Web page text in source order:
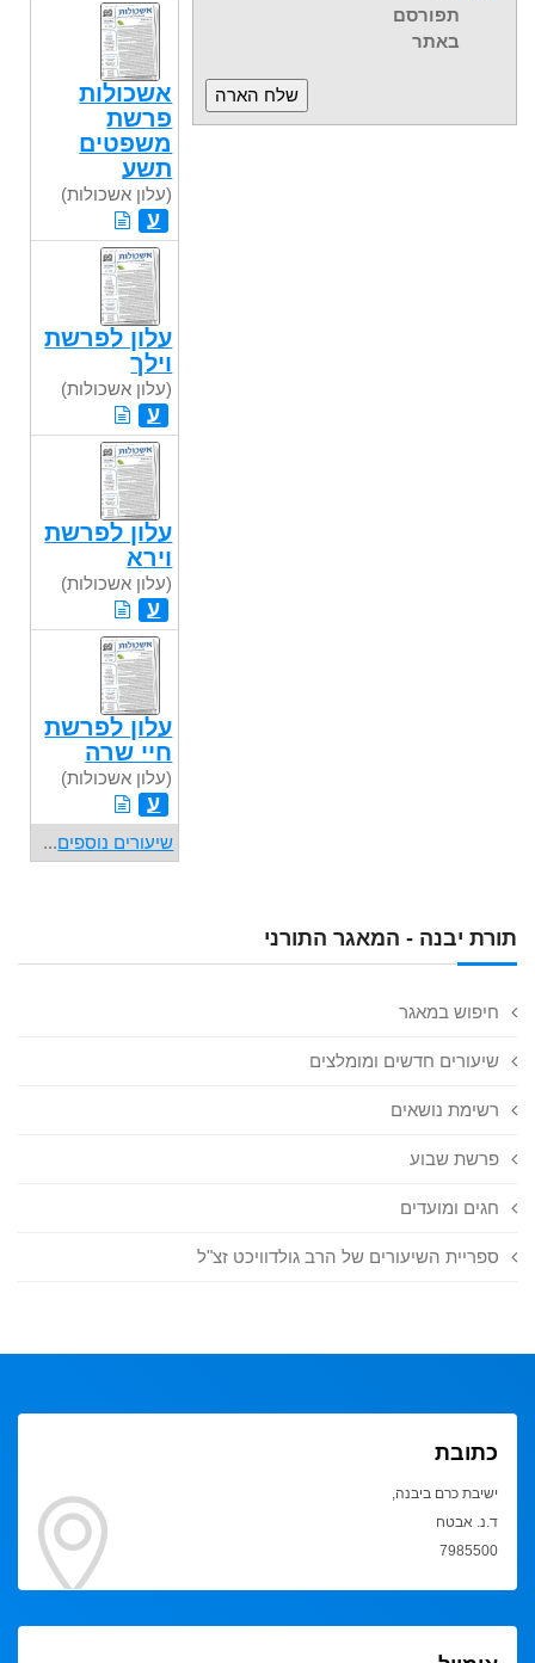
תורת יבנה - המאגר התורני
חיפוש במאגר
שיעורים חדשים ומומלצים
רשימת נושאים
פרשת שבוע
חגים ומועדים
ספריית השיעורים של הרב גולדוויכט זצ"ל
תפורסם
באתר
אשכולות
פרשת
משפטים
תשע
(עלון אשכולות)
ע
עלון לפרשת
וילך
(עלון אשכולות)
ע
עלון לפרשת
וירא
(עלון אשכולות)
ע
עלון לפרשת
חיי שרה
(עלון אשכולות)
ע
שיעורים נוספים...
כתובת
ישיבת כרם ביבנה,
ד.נ. אבטח
7985500